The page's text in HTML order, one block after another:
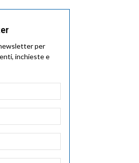
per
inchieste e